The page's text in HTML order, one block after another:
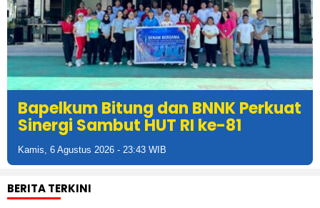
Bapelkum Bitung dan BNNK Perkuat
Sinergi Sambut HUT RI ke-81
Kamis, 6 Agustus 2026 - 23:43 WIB
BERITA TERKINI